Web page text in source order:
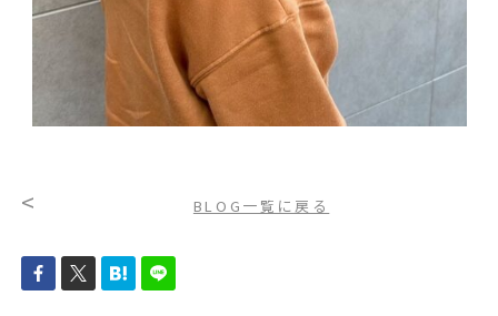
< BLOG一覧に戻る